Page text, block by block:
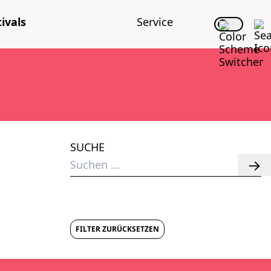
Ser­vice
SUCHE
Suchen
nach:
FILTER ZURÜCKSETZEN